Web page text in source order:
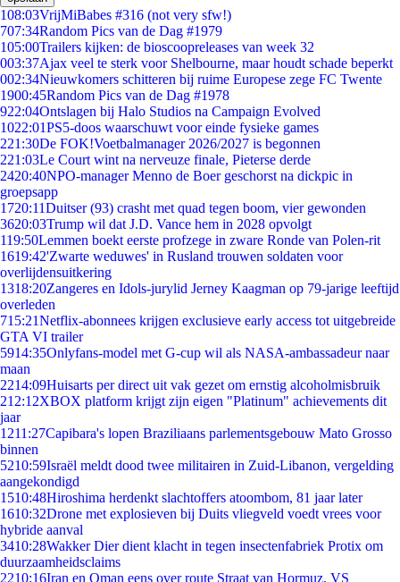
108:03VrijMiBabes #316 (not very sfw!)
707:34Random Pics van de Dag #1979
105:00Trailers kijken: de bioscoopreleases van week 32
003:37Ajax veel te sterk voor Shelbourne, maar houdt schade beperkt
002:34Nieuwkomers schitteren bij ruime Europese zege FC Twente
1900:45Random Pics van de Dag #1978
922:04Ontslagen bij Halo Studios na Campaign Evolved
1022:01PS5-doos waarschuwt voor einde fysieke games
221:30De FOK!Voetbalmanager 2026/2027 is begonnen
221:03Le Court wint na nerveuze finale, Pieterse derde
2420:40NPO-manager Menno de Boer geschorst na dickpic in
groepsapp
1720:11Duitser (93) crasht met quad tegen boom, vier gewonden
3620:03Trump wil dat J.D. Vance hem in 2028 opvolgt
119:50Lemmen boekt eerste profzege in zware Ronde van Polen-rit
1619:42'Zwarte weduwes' in Rusland trouwen soldaten voor
overlijdensuitkering
1318:20Zangeres en Idols-jurylid Jerney Kaagman op 79-jarige leeftijd
overleden
715:21Netflix-abonnees krijgen exclusieve early access tot uitgebreide
GTA VI trailer
5914:35Onlyfans-model met G-cup wil als NASA-ambassadeur naar
maan
2214:09Huisarts per direct uit vak gezet om ernstig alcoholmisbruik
212:12XBOX platform krijgt zijn eigen "Platinum" achievements dit
jaar
1211:27Capibara's lopen Braziliaans parlementsgebouw Mato Grosso
binnen
5210:59Israël meldt dood twee militairen in Zuid-Libanon, vergelding
aangekondigd
1510:48Hiroshima herdenkt slachtoffers atoombom, 81 jaar later
1610:32Drone met explosieven bij Duits vliegveld voedt vrees voor
hybride aanval
3410:28Wakker Dier dient klacht in tegen insectenfabriek Protix om
duurzaamheidsclaims
2210:16Iran en Oman eens over route Straat van Hormuz, VS